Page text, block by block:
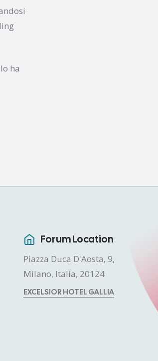
ha
Forum Location
Piazza Duca D'Aosta, 9,
Milano, Italia, 20124
EXCELSIOR HOTEL GALLIA